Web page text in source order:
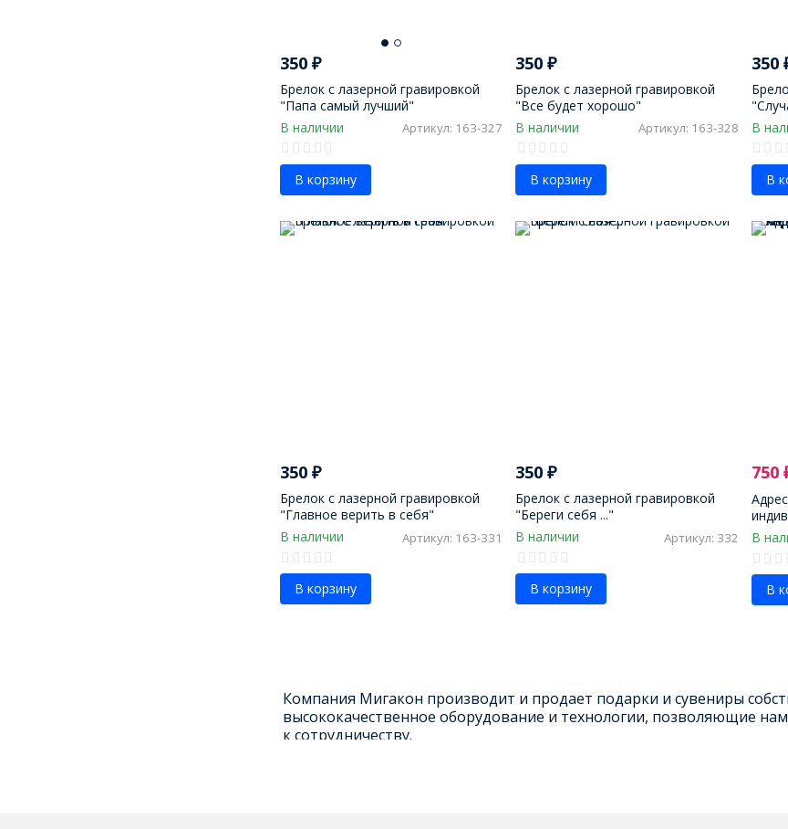
350 ₽
Брелок с лазерной гравировкой
"Папа самый лучший"
В наличии
Артикул: 163-327
В корзину
350₽
Брелок с лазерной гравировкой
"Все будет хорошо"
В наличии
Артикул: 163-328
В корзину
350
В
В
350 ₽
Брелок с лазерной гравировкой
"Главное верить в себя"
В наличии
Артикул: 163-331
В корзину
350₽
Брелок с лазерной гравировкой
"Береги себя ..."
В наличии
Артикул: 332
В корзину
750
мм
В
В
Компания Мигакон производит и продает подарки и сувениры
высококачественное оборудование и технологии, позволяющие
к сотрудничеству.